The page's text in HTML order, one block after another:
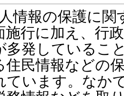
人情報の保護に
施行に加え、行
多発しているこ
住民情報などの
ています。なか